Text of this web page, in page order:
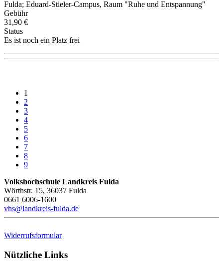
Fulda; Eduard-Stieler-Campus, Raum "Ruhe und Entspannung"
Gebühr
31,90 €
Status
Es ist noch ein Platz frei
1
2
3
4
5
6
7
8
9
Volkshochschule Landkreis Fulda
Wörthstr. 15, 36037 Fulda
0661 6006-1600
vhs@landkreis-fulda.de
Widerrufsformular
Nützliche Links